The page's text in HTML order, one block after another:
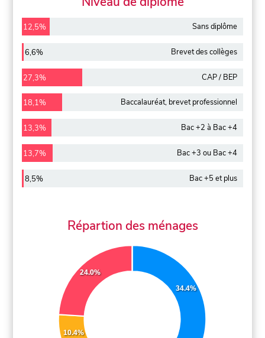
12,5% Sans diplôme
6,6% Brevet des collèges
27,3% CAP / BEP
18,1% Baccalauréat, brevet professionnel
13,3% Bac +2 à Bac +4
13,7% Bac +3 ou Bac +4
8,5% Bac +5 et plus
Répartion des ménages
34.4%
10.4%
24.0%